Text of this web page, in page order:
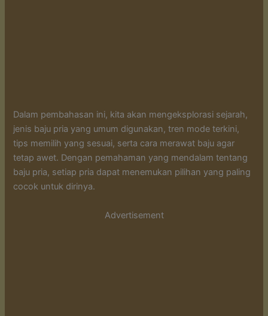
Dalam pembahasan ini, kita akan mengeksplorasi sejarah,
jenis baju pria yang umum digunakan, tren mode terkini,
tips memilih yang sesuai, serta cara merawat baju agar
tetap awet. Dengan pemahaman yang mendalam tentang
baju pria, setiap pria dapat menemukan pilihan yang paling
cocok untuk dirinya.
Advertisement